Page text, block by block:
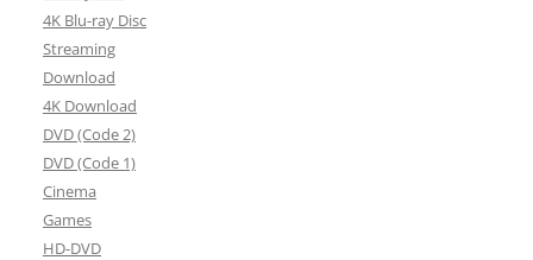
4K Blu-ray Disc
Streaming
Download
4K Download
DVD (Code 2)
DVD (Code 1)
Cinema
Games
HD-DVD